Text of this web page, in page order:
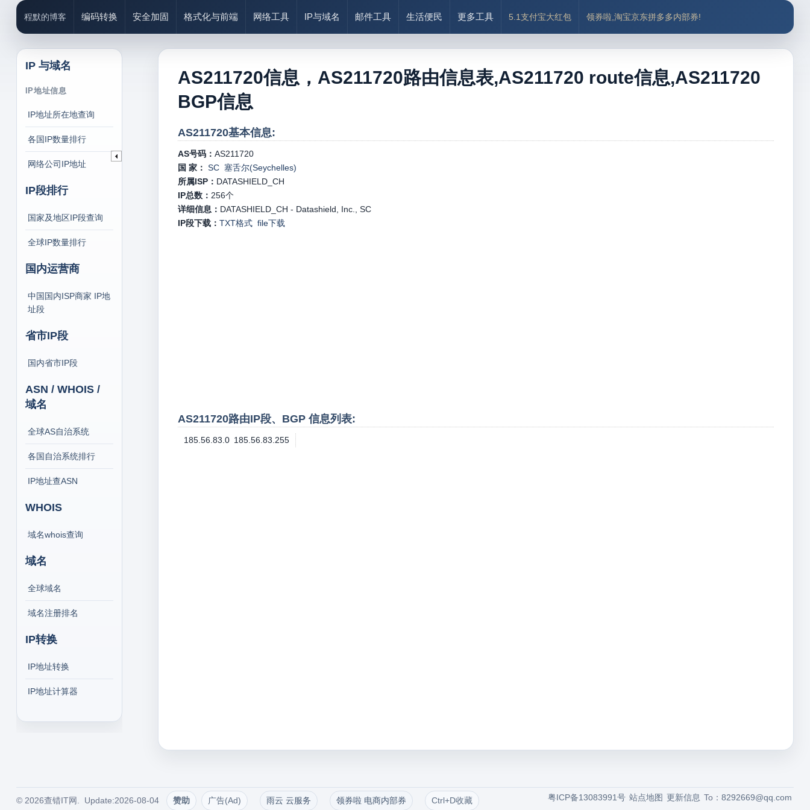
程默的博客 编码转换 安全加固 格式化与前端 网络工具 IP与域名 邮件工具 生活便民 更多工具 5.1支付宝大红包 领券啦,淘宝京东拼多多内部券!
IP 与域名
IP地址信息
IP地址所在地查询
各国IP数量排行
网络公司IP地址
IP段排行
国家及地区IP段查询
全球IP数量排行
国内运营商
中国国内ISP商家 IP地
址段
省市IP段
国内省市IP段
ASN / WHOIS /
域名
全球AS自治系统
各国自治系统排行
IP地址查ASN
WHOIS
域名whois查询
域名
全球域名
域名注册排名
IP转换
IP地址转换
IP地址计算器
AS211720信息，AS211720路由信息表,AS211720 route信息,AS211720
BGP信息
AS211720基本信息:
AS号码： AS211720
国 家： SC 塞舌尔(Seychelles)
所属ISP： DATASHIELD_CH
IP总数： 256个
详细信息： DATASHIELD_CH - Datashield, Inc., SC
IP段下载： TXT格式 file下载
AS211720路由IP段、BGP 信息列表:
185.56.83.0 185.56.83.255
© 2026查错IT网. Update:2026-08-04 赞助 广告(Ad) 雨云 云服务 领券啦 电商内部券 Ctrl+D收藏 To：8292669@qq.com
更新信息
站点地图
粤ICP备13083991号